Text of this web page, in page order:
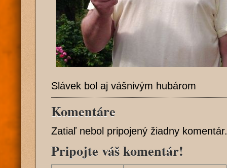
Slávek bol aj vášnivým hubárom
Komentáre
Zatiaľ nebol pripojený žiadny
Pripojte váš komentár!